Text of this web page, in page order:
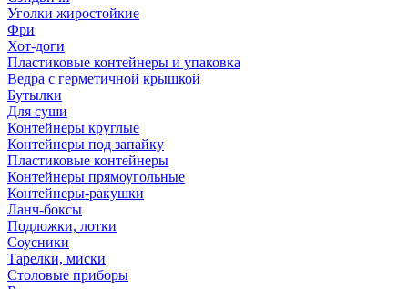
Уголки жиростойкие
Фри
Хот-доги
Пластиковые контейнеры и упаковка
Ведра с герметичной крышкой
Бутылки
Для суши
Контейнеры круглые
Контейнеры под запайку
Пластиковые контейнеры
Контейнеры прямоугольные
Контейнеры-ракушки
Ланч-боксы
Подложки, лотки
Соусники
Тарелки, миски
Столовые приборы